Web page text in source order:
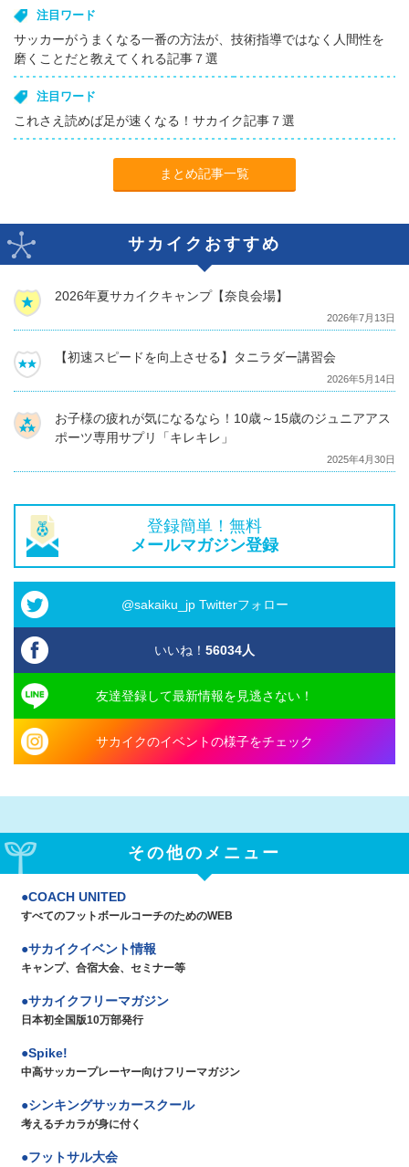
注目ワード
サッカーがうまくなる一番の方法が、技術指導ではなく人間性を
磨くことだと教えてくれる記事７選
注目ワード
これさえ読めば足が速くなる！サカイク記事７選
まとめ記事一覧
サカイクおすすめ
2026年夏サカイクキャンプ【奈良会場】
2026年7月13日
【初速スピードを向上させる】タニラダー講習会
2026年5月14日
お子様の疲れが気になるなら！10歳～15歳のジュニアアス
ポーツ専用サプリ「キレキレ」
2025年4月30日
登録簡単！無料
メールマガジン登録
@sakaiku_jp Twitterフォロー
いいね！ 56034人
友達登録して最新情報を見逃さない！
サカイクのイベントの様子をチェック
その他のメニュー
COACH UNITED
すべてのフットボールコーチのためのWEB
サカイクイベント情報
キャンプ、合宿大会、セミナー等
サカイクフリーマガジン
日本初全国版10万部発行
Spike!
中高サッカープレーヤー向けフリーマガジン
シンキングサッカースクール
考えるチカラが身に付く
フットサル大会